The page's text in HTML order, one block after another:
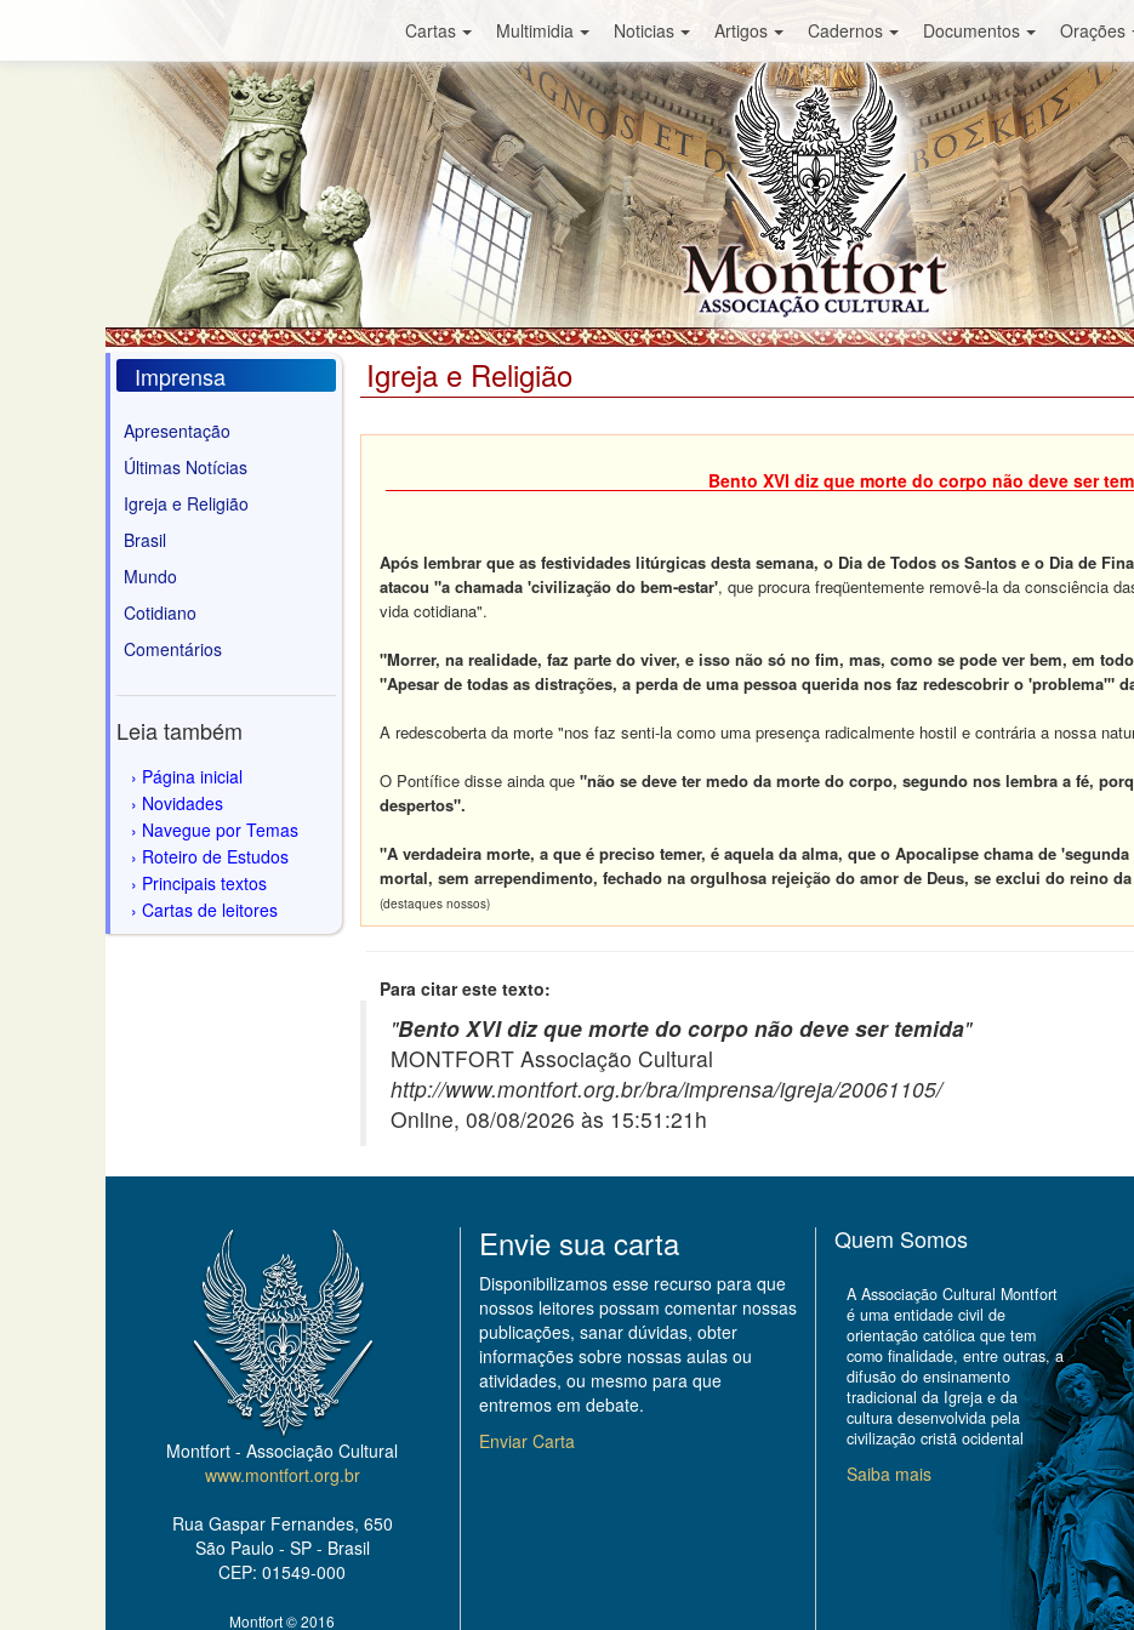
Cartas Multimidia Noticias Artigos Cadernos Documentos Orações
Imprensa
Apresentação
Últimas Notícias
Igreja e Religião
Brasil
Mundo
Cotidiano
Comentários
Leia também
Página inicial
Novidades
Navegue por Temas
Roteiro de Estudos
Principais textos
Cartas de leitores
Igreja e Religião
Bento XVI diz que morte do corpo não deve ser
Após lembrar que as festividades litúrgicas desta semana, o Dia de Todos os Santos e o Dia de
atacou "a chamada 'civilização do bem-estar', que procura freqüentemente removê-la da consciência
vida cotidiana".
"Morrer, na realidade, faz parte do viver, e isso não só no fim, mas, como se pode ver bem, em
"Apesar de todas as distrações, a perda de uma pessoa querida nos faz redescobrir o 'problema'"
A redescoberta da morte "nos faz senti-la como uma presença radicalmente hostil e contrária a nossa
O Pontífice disse ainda que "não se deve ter medo da morte do corpo, segundo nos lembra a fé,
despertos".
"A verdadeira morte, a que é preciso temer, é aquela da alma, que o Apocalipse chama de
mortal, sem arrependimento, fechado na orgulhosa rejeição do amor de Deus, se exclui do reino
(destaques nossos)
Para citar este texto:
"Bento XVI diz que morte do corpo não deve ser temida"
MONTFORT Associação Cultural
http://www.montfort.org.br/bra/imprensa/igreja/20061105/
Online, 08/08/2026 às 15:51:21h
Montfort - Associação Cultural
www.montfort.org.br
Rua Gaspar Fernandes, 650
São Paulo - SP - Brasil
CEP: 01549-000
Montfort © 2016
Envie sua carta
Disponibilizamos esse recurso para que
nossos leitores possam comentar nossas
publicações, sanar dúvidas, obter
informações sobre nossas aulas ou
atividades, ou mesmo para que
entremos em debate.
Enviar Carta
Quem Somos
A Associação Cultural Montfort
é uma entidade civil de
orientação católica que tem
como finalidade, entre outras, a
difusão do ensinamento
tradicional da Igreja e da
cultura desenvolvida pela
civilização cristã ocidental
Saiba mais